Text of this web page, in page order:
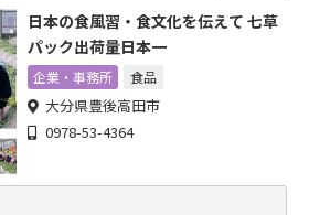
日本の食風習・食文化を伝えて 七草
パック出荷量日本一
企業・事務所 食品
大分県豊後高田市
0978-53-4364